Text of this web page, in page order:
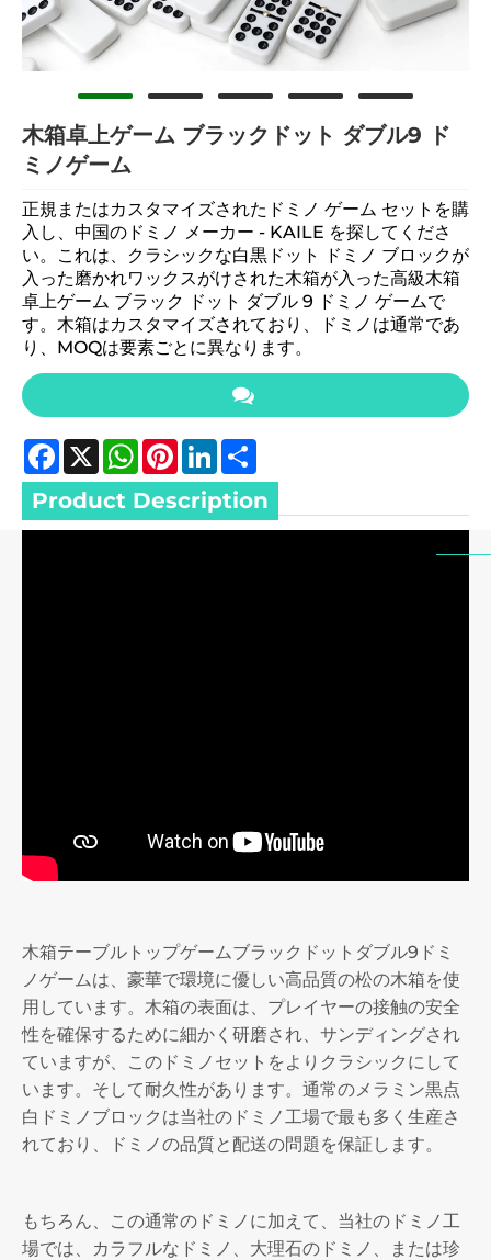
木箱卓上ゲーム ブラックドット ダブル9 ド
ミノゲーム
正規またはカスタマイズされたドミノ ゲーム セットを購
入し、中国のドミノ メーカー - KAILE を探してくださ
い。これは、クラシックな白黒ドット ドミノ ブロックが
入った磨かれワックスがけされた木箱が入った高級木箱
卓上ゲーム ブラック ドット ダブル 9 ドミノ ゲームで
す。木箱はカスタマイズされており、ドミノは通常であ
り、MOQは要素ごとに異なります。
Facebook
X WhatsApp
Pinterest
LinkedIn
Product Description
木箱テーブルトップゲームブラックドットダブル9ドミ
ノゲームは、豪華で環境に優しい高品質の松の木箱を使
用しています。木箱の表面は、プレイヤーの接触の安全
性を確保するために細かく研磨され、サンディングされ
ていますが、このドミノセットをよりクラシックにして
います。そして耐久性があります。通常のメラミン黒点
白ドミノブロックは当社のドミノ工場で最も多く生産さ
れており、ドミノの品質と配送の問題を保証します。
もちろん、この通常のドミノに加えて、当社のドミノ工
場では、カラフルなドミノ、大理石のドミノ、または珍